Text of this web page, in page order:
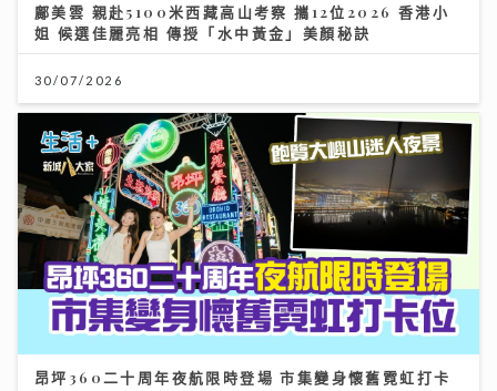
鄺美雲 親赴5100米西藏高山考察 攜12位2026 香港小
姐 候選佳麗亮相 傳授「水中黃金」美顏秘訣
30/07/2026
昂坪360二十周年夜航限時登場 市集變身懷舊霓虹打卡